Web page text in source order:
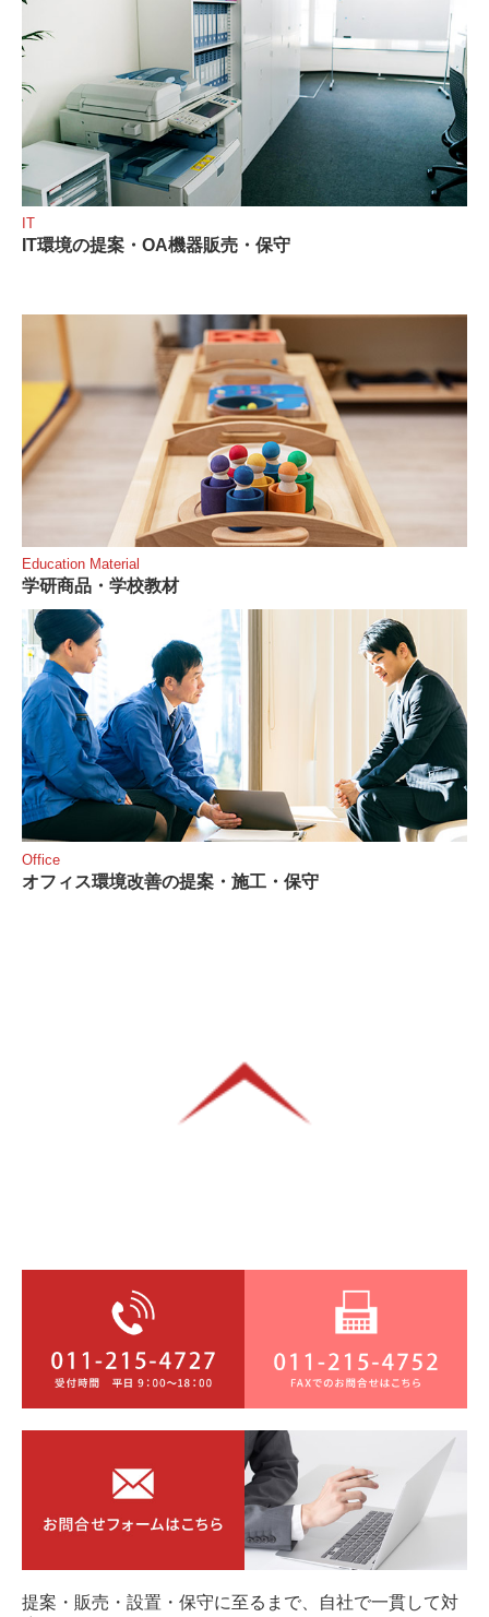
IT
IT環境の提案・OA機器販売・保守
Education Material
学研商品・学校教材
Office
オフィス環境改善の提案・施工・保守
提案・販売・設置・保守に至るまで、自社で一貫して対